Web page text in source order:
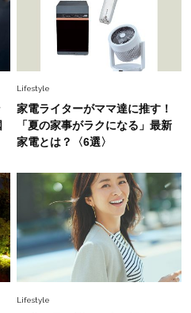
40代になり、やっと“仕事以外の
向いた」ライフスタイルも、服も
に華やぐ！40代、夏の「甘めト
」コーデ〈3選〉
はこれ１着！「きちんと感」も
整うトレンドトップス〈4選〉
あれば！40代は【淡色ワンピ】
品見え〈3選〉
Lifestyle
家電ライターがママ達に推す！
「夏の家事がラクになる」最新
家電とは？〈6選〉
Lifestyle